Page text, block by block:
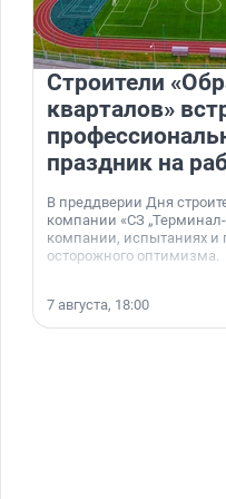
Строители
кварталов»
праздник на
В преддверии Дня
компании «СЗ
компании, испытаниях и
осторожного оптимизма.
7 августа, 18:00